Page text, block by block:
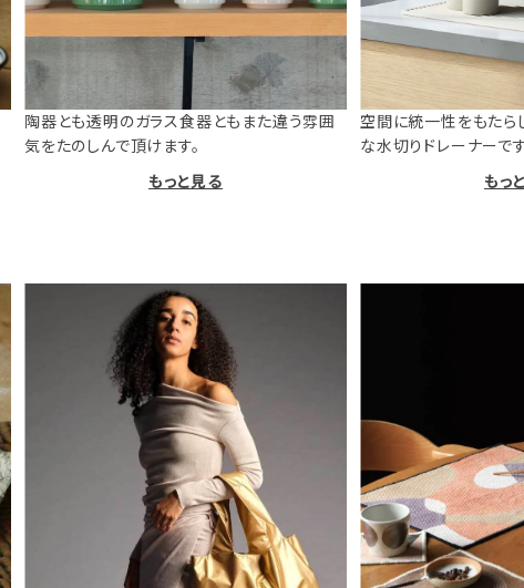
陶器とも透明のガラス食器ともまた違う雰囲
気をたのしんで頂けます。
もっと見る
空間に統一性をもたら
な水切りドレーナーです
もっ